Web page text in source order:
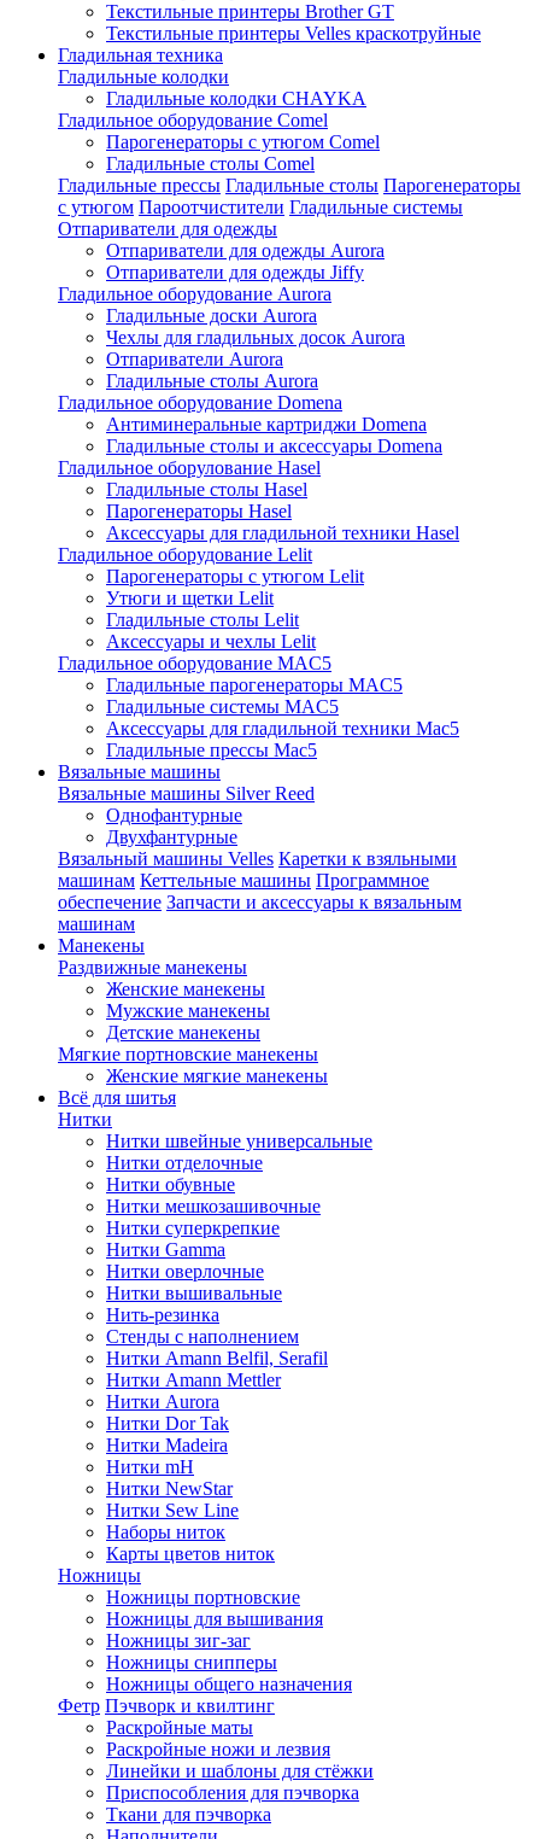
Текстильные принтеры Brother GT
Текстильные принтеры Velles краскотруйные
Гладильная техника
Гладильные колодки
Гладильные колодки CHAYKA
Гладильное оборудование Comel
Парогенераторы с утюгом Comel
Гладильные столы Comel
Гладильные прессы Гладильные столы Парогенераторы
с утюгом Пароотчистители Гладильные системы
Отпариватели для одежды
Отпариватели для одежды Aurora
Отпариватели для одежды Jiffy
Гладильное оборудование Aurora
Гладильные доски Aurora
Чехлы для гладильных досок Aurora
Отпариватели Aurora
Гладильные столы Aurora
Гладильное оборудование Domena
Антиминеральные картриджи Domena
Гладильные столы и аксессуары Domena
Гладильное оборулование Hasel
Гладильные столы Hasel
Парогенераторы Hasel
Аксессуары для гладильной техники Hasel
Гладильное оборудование Lelit
Парогенераторы с утюгом Lelit
Утюги и щетки Lelit
Гладильные столы Lelit
Аксессуары и чехлы Lelit
Гладильное оборудование MAC5
Гладильные парогенераторы MAC5
Гладильные системы MAC5
Аксессуары для гладильной техники Mac5
Гладильные прессы Mac5
Вязальные машины
Вязальные машины Silver Reed
Однофантурные
Двухфантурные
Вязальный машины Velles Каретки к взяльными
машинам Кеттельные машины Программное
обеспечение Запчасти и аксессуары к вязальным
машинам
Манекены
Раздвижные манекены
Женские манекены
Мужские манекены
Детские манекены
Мягкие портновские манекены
Женские мягкие манекены
Всё для шитья
Нитки
Нитки швейные универсальные
Нитки отделочные
Нитки обувные
Нитки мешкозашивочные
Нитки суперкрепкие
Нитки Gamma
Нитки оверлочные
Нитки вышивальные
Нить-резинка
Стенды с наполнением
Нитки Amann Belfil, Serafil
Нитки Amann Mettler
Нитки Aurora
Нитки Dor Tak
Нитки Madeira
Нитки mH
Нитки NewStar
Нитки Sew Line
Наборы ниток
Карты цветов ниток
Ножницы
Ножницы портновские
Ножницы для вышивания
Ножницы зиг-заг
Ножницы снипперы
Ножницы общего назначения
Фетр Пэчворк и квилтинг
Раскройные маты
Раскройные ножи и лезвия
Линейки и шаблоны для стёжки
Приспособления для пэчворка
Ткани для пэчворка